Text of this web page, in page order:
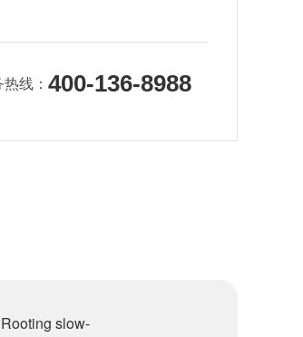
线： 400-136-8988
slow-